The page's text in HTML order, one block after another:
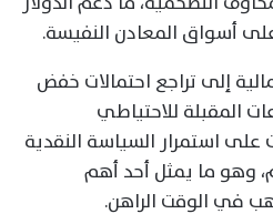
أسواق المعادن النفيسة.
إلى تراجع احتمالات خفض
المقبلة للاحتياطي
على استمرار السياسة النقدية
وهو ما يمثل أحد أهم
في الوقت الراهن.